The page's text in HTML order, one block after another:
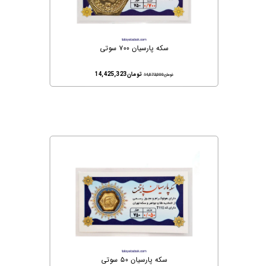
سکه پارسیان ۷۰۰ سوتی
تومان14,873,000 تومان14,425,323
سکه پارسیان ۵۰ سوتی